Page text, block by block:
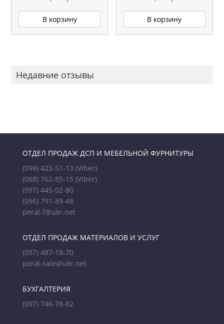
В корзину В корзину
Недавние отзывы
ОТДЕЛ ПРОДАЖ ДСП И МЕБЕЛЬНОЙ ФУРНИТУРЫ
(099) 423-51-13 (Viber)
(068) 762-85-15 (Viber)
(097) 445-02-80
(096) 791-89-48
peral-f@ukr.net
ОТДЕЛ ПРОДАЖ МАТЕРИАЛОВ И УСЛУГ
(097) 487-18-70
peral-sale@ukr.net
БУХГАЛТЕРИЯ
(097) 746-78-82